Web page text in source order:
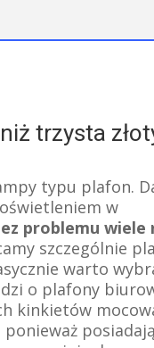
trzysta
typu plafon.
w
problemu wiele
szczególnie
warto
o plafony
kinkietów